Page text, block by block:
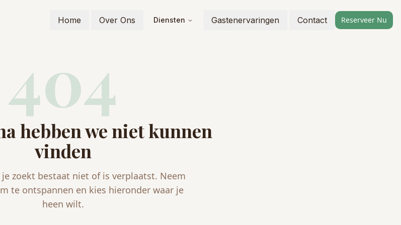
Home Over Ons Diensten Gastenervaringen Contact Reserveer Nu
404
hebben we niet kunnen
vinden
zoekt bestaat niet of is verplaatst. Neem
te ontspannen en kies hieronder waar je
heen wilt.